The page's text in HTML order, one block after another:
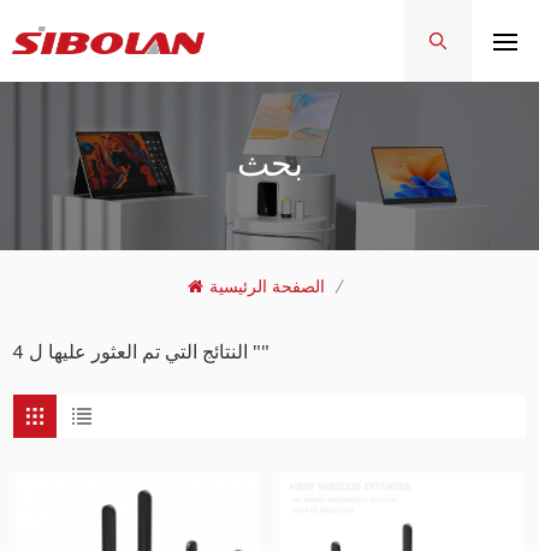
بحث
الصفحة الرئيسية /
4 النتائج التي تم العثور عليها ل ""